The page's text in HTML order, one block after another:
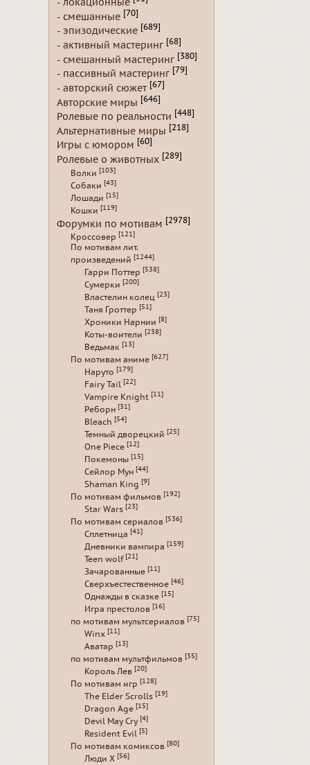
- смешанные [70]
- эпизодические [689]
- активный мастеринг [68]
- смешанный мастеринг [380]
- пассивный мастеринг [79]
- авторский сюжет [67]
Авторские миры [646]
Ролевые по реальности [448]
Альтернативные миры [218]
Игры с юмором [60]
Ролевые о животных [289]
Волки [103]
Собаки [43]
Лошади [15]
Кошки [119]
Форумки по мотивам [2978]
Кроссовер [121]
По мотивам лит.
произведений [1244]
Гарри Поттер [538]
Сумерки [200]
Властелин колец [23]
Таня Гроттер [51]
Хроники Нарнии [8]
Коты-воители [238]
Ведьмак [13]
По мотивам аниме [627]
Наруто [179]
Fairy Tail [22]
Vampire Knight [11]
Реборн [31]
Bleach [54]
Темный дворецкий [25]
One Piece [12]
Покемоны [15]
Сейлор Мун [44]
Shaman King [9]
По мотивам фильмов [192]
Star Wars [23]
По мотивам сериалов [536]
Сплетница [41]
Дневники вампира [159]
Teen wolf [21]
Зачарованные [11]
Сверхъестественное [46]
Однажды в сказке [15]
Игра престолов [16]
по мотивам мультсериалов [75]
Winx [11]
Аватар [13]
по мотивам мультфильмов [35]
Король Лев [20]
По мотивам игр [128]
The Elder Scrolls [19]
Dragon Age [15]
Devil May Cry [4]
Resident Evil [5]
По мотивам комиксов [80]
Люди Х [56]